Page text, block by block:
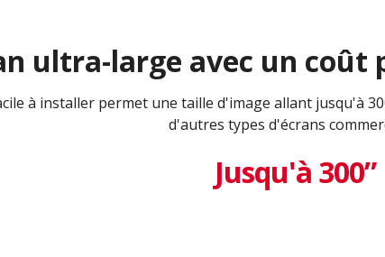
ultra-large avec un coût
à installer permet une taille d'image allant jusqu'à
d'autres types d'écrans
Jusqu'à 300”